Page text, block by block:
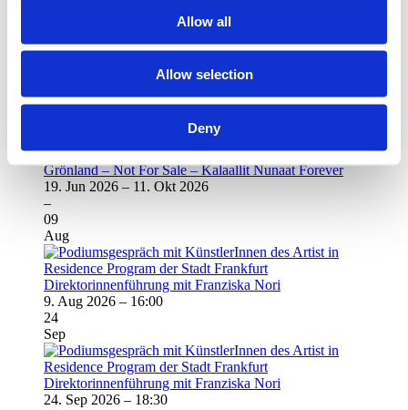
Allow all
Allow selection
Deny
Eine Veranstaltung des Kulturamt Frankfurt in Kooperation mit dem
Frankfurter Kunstverein
19
Grönland – Not For Sale – Kalaallit Nunaat Forever
19. Jun 2026 – 11. Okt 2026
–
09
Aug
Direktorinnenführung mit Franziska Nori
9. Aug 2026 – 16:00
24
Sep
Direktorinnenführung mit Franziska Nori
24. Sep 2026 – 18:30